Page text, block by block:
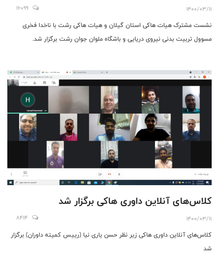
1400/03/11
16099
نشست مشترک هیات‌ ها‌کی استان گیلان و هیات ها‌کی رشت با نا‌خدا فخر‌ی
مسو‌ول تربیت بدنی نیروی دریایی و باشگاه ملو‌ان جوان رشت برگزار شد.
کلاس‌های آنلاین داوری ‌هاکی برگزار شد
1400/03/11
8414
کلاس‌های آنلاین داوری ها‌کی زیر نظر حسن یاری نیا (رییس کمیته داوران) برگزار
شد